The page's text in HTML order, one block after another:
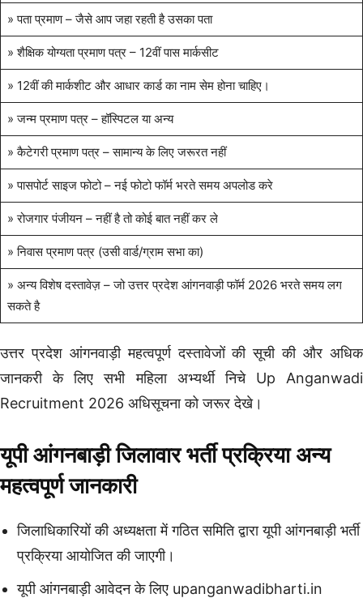
» पता प्रमाण – जैसे आप जहा रहती है उसका पता
» शैक्षिक योग्यता प्रमाण पत्र – 12वीं पास मार्कसीट
» 12वीं की मार्कशीट और आधार कार्ड का नाम सेम होना चाहिए।
» जन्म प्रमाण पत्र – हॉस्पिटल या अन्य
» कैटेगरी प्रमाण पत्र – सामान्य के लिए जरूरत नहीं
» पासपोर्ट साइज फोटो – नई फोटो फॉर्म भरते समय अपलोड करे
» रोजगार पंजीयन – नहीं है तो कोई बात नहीं कर ले
» निवास प्रमाण पत्र (उसी वार्ड/ग्राम सभा का)
» अन्य विशेष दस्तावेज़ – जो उत्तर प्रदेश आंगनवाड़ी फॉर्म 2026 भरते समय लग
सकते है
उत्तर प्रदेश आंगनवाड़ी महत्वपूर्ण दस्तावेजों की सूची की और अधिक
जानकरी के लिए सभी महिला अभ्यर्थी निचे Up Anganwadi
Recruitment 2026 अधिसूचना को जरूर देखे।
यूपी आंगनबाड़ी जिलावार भर्ती प्रक्रिया अन्य
महत्वपूर्ण जानकारी
जिलाधिकारियों की अध्यक्षता में गठित समिति द्वारा यूपी आंगनबाड़ी भर्ती
प्रक्रिया आयोजित की जाएगी।
यूपी आंगनबाड़ी आवेदन के लिए upanganwadibharti.in